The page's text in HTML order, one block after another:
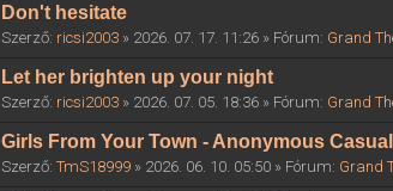
Don't hesitate
Szerző: ricsi2003 » 2026. 07. 17. 11:26 » Fórum: Grand
Let her brighten up your night
Szerző: ricsi2003 » 2026. 07. 05. 18:36 » Fórum: Grand
Girls From Your Town - Anonymous
Szerző:TmS18999 » 2026. 06. 10. 05:50 » Fórum: Grand